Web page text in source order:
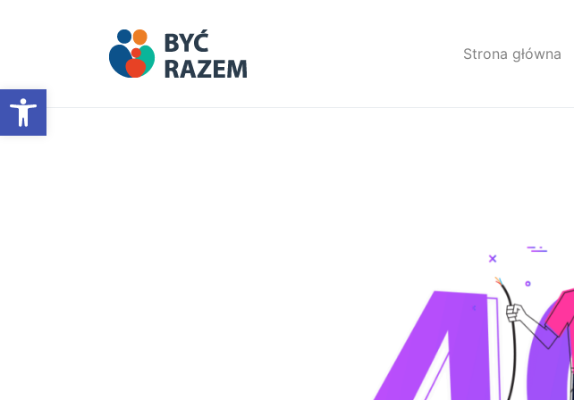
Otwórz pasek narzędzi
Strona główna